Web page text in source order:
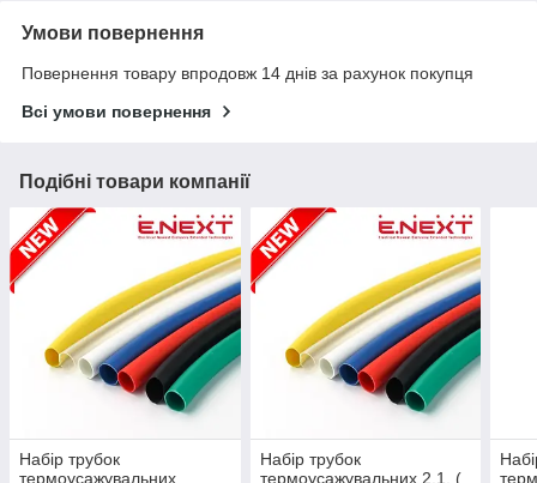
Умови повернення
Повернення товару впродовж 14 днів за рахунок покупця
Всі умови повернення
Подібні товари компанії
Набір трубок
термоусажувальних
Набір трубок
термоусажувальних 2.1, (